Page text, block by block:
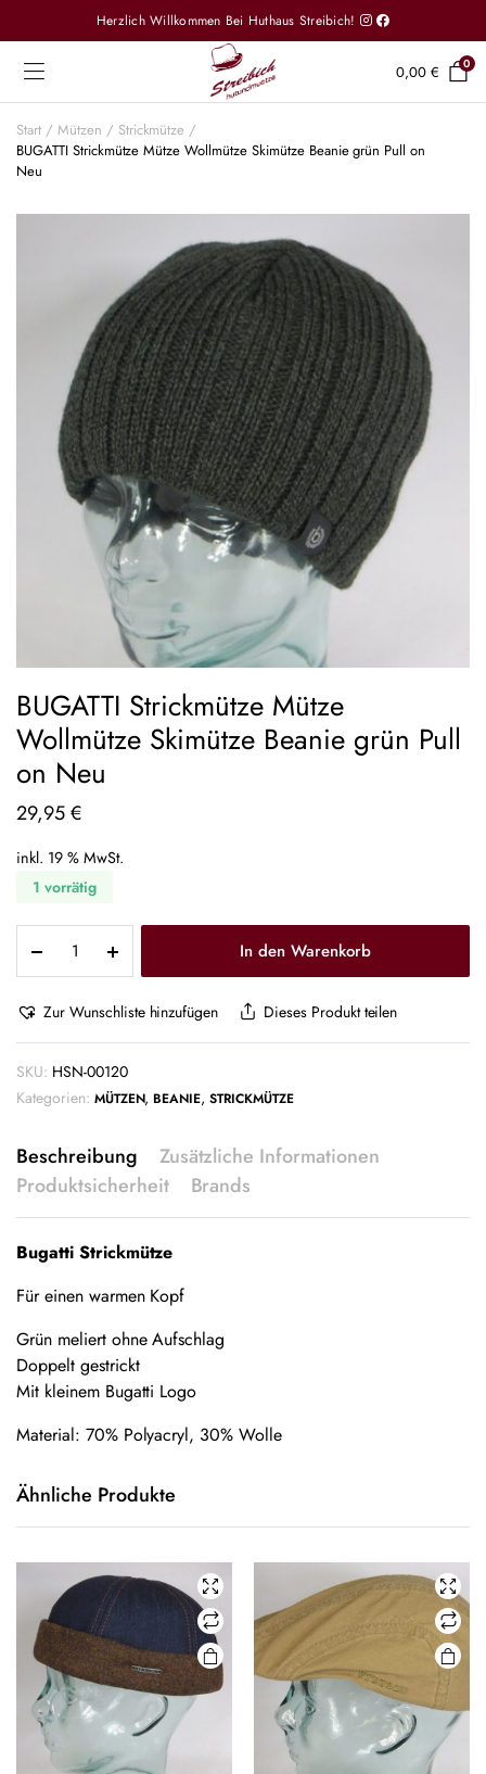
Herzlich Willkommen Bei Huthaus Streibich!
0,00 € 0
Start Mützen
Strickmütze
BUGATTI Strickmütze Mütze Wollmütze Skimütze Beanie grün Pull on
Neu
BUGATTI Strickmütze Mütze
Wollmütze Skimütze Beanie grün Pull
on Neu
29,95€
inkl. 19 % MwSt.
1 vorrätig
In den Warenkorb
Zur Wunschliste hinzufügen Dieses Produkt teilen
SKU: HSN-00120
Kategorien: MÜTZEN, BEANIE,STRICKMÜTZE
Beschreibung
Zusätzliche Informationen
Produktsicherheit
Brands
Bugatti Strickmütze
Für einen warmen Kopf
Grün meliert ohne Aufschlag
Doppelt gestrickt
Mit kleinem Bugatti Logo
Material: 70% Polyacryl, 30% Wolle
Ähnliche Produkte